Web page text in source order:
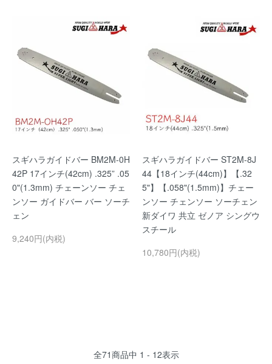
スギハラガイドバー BM2M-0H
42P 17インチ(42cm) .325” .05
0"(1.3mm) チェーンソー チェ
ンソー ガイドバー バー ソーチ
ェン
9,240円(内税)
スギハラガイドバー ST2M-8J
44【18インチ(44cm)】【.32
5"】【.058"(1.5mm)】チェー
ンソー チェンソー ソーチェン
新ダイワ 共立 ゼノア シングウ
スチール
10,780円(内税)
全71商品中 1 - 12表示